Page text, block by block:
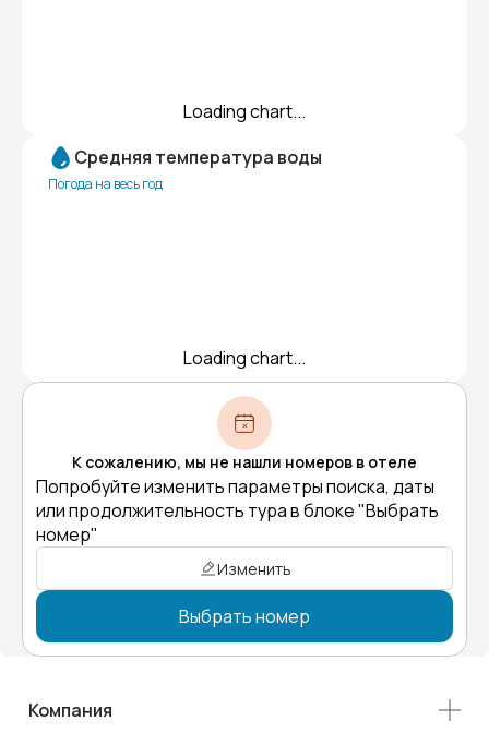
Loading chart...
Средняя температура воды
Погода на весь год
Loading chart...
К сожалению, мы не нашли номеров в отеле
Попробуйте изменить параметры поиска, даты
или продолжительность тура в блоке "Выбрать
номер"
Изменить
Выбрать номер
Компания